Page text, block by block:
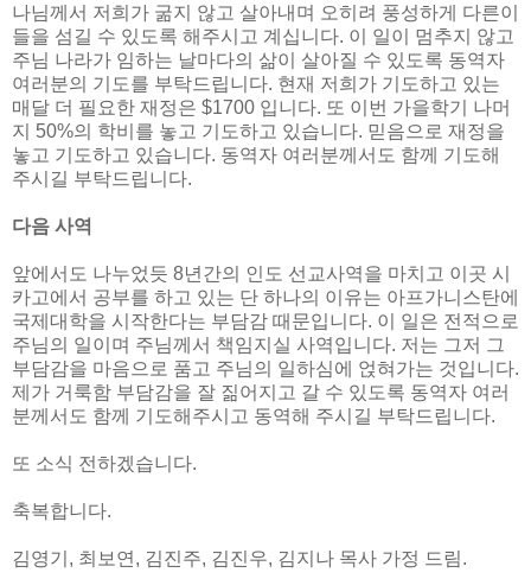
나님께서 저희가 굶지 않고 살아내며 오히려 풍성하게 다른이
들을 섬길 수 있도록 해주시고 계십니다. 이 일이 멈추지 않고
주님 나라가 임하는 날마다의 삶이 살아질 수 있도록 동역자
여러분의 기도를 부탁드립니다. 현재 저희가 기도하고 있는
매달 더 필요한 재정은 $1700 입니다. 또 이번 가을학기 나머
지 50%의 학비를 놓고 기도하고 있습니다. 믿음으로 재정을
놓고 기도하고 있습니다. 동역자 여러분께서도 함께 기도해
주시길 부탁드립니다.
다음 사역
앞에서도 나누었듯 8년간의 인도 선교사역을 마치고 이곳 시
카고에서 공부를 하고 있는 단 하나의 이유는 아프가니스탄에
국제대학을 시작한다는 부담감 때문입니다. 이 일은 전적으로
주님의 일이며 주님께서 책임지실 사역입니다. 저는 그저 그
부담감을 마음으로 품고 주님의 일하심에 얹혀가는 것입니다.
제가 거룩함 부담감을 잘 짊어지고 갈 수 있도록 동역자 여러
분께서도 함께 기도해주시고 동역해 주시길 부탁드립니다.
또 소식 전하겠습니다.
축복합니다.
김영기, 최보연, 김진주, 김진우, 김지나 목사 가정 드림.